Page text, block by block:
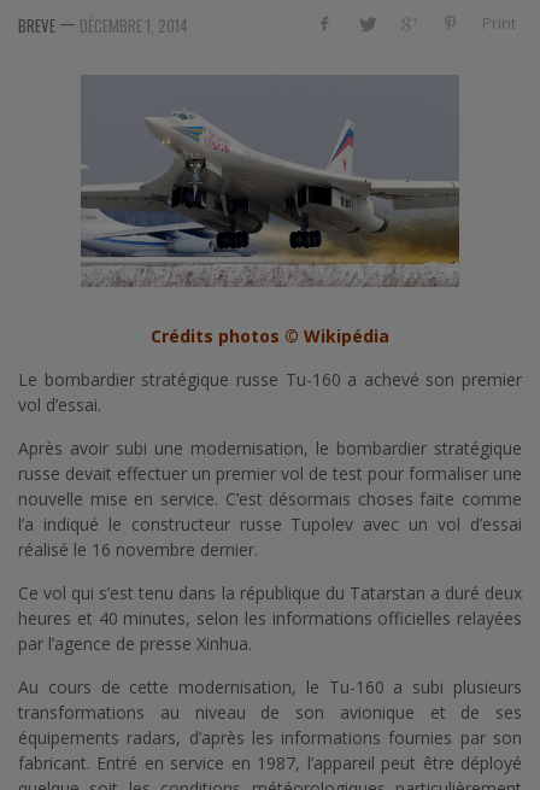
Print
BREVE — DÉCEMBRE 1, 2014
Crédits photos © Wikipédia
Le bombardier stratégique russe Tu-160 a achevé son premier
vol d’essai.
Après avoir subi une modernisation, le bombardier stratégique
russe devait effectuer un premier vol de test pour formaliser une
nouvelle mise en service. C’est désormais choses faite comme
l’a indiqué le constructeur russe Tupolev avec un vol d’essai
réalisé le 16 novembre dernier.
Ce vol qui s’est tenu dans la république du Tatarstan a duré deux
heures et 40 minutes, selon les informations officielles relayées
par l’agence de presse Xinhua.
Au cours de cette modernisation, le Tu-160 a subi plusieurs
transformations au niveau de son avionique et de ses
équipements radars, d’après les informations fournies par son
fabricant. Entré en service en 1987, l’appareil peut être déployé